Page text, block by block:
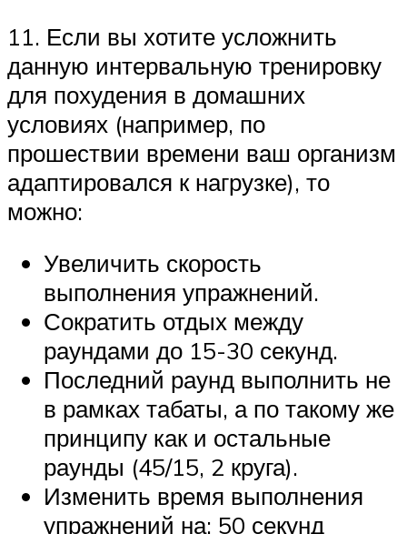
11. Если вы хотите усложнить
данную интервальную тренировку
для похудения в домашних
условиях (например, по
прошествии времени ваш организм
адаптировался к нагрузке), то
можно:
Увеличить скорость
выполнения упражнений.
Сократить отдых между
раундами до 15-30 секунд.
Последний раунд выполнить не
в рамках табаты, а по такому же
принципу как и остальные
раунды (45/15, 2 круга).
Изменить время выполнения
упражнений на: 50 секунд